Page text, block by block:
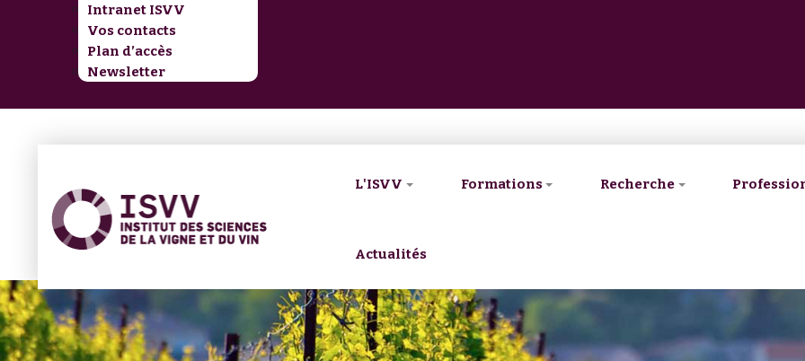
Intranet ISVV
Vos contacts
Plan d’accès
Newsletter
L'ISVV Formations Recherche
Actualités